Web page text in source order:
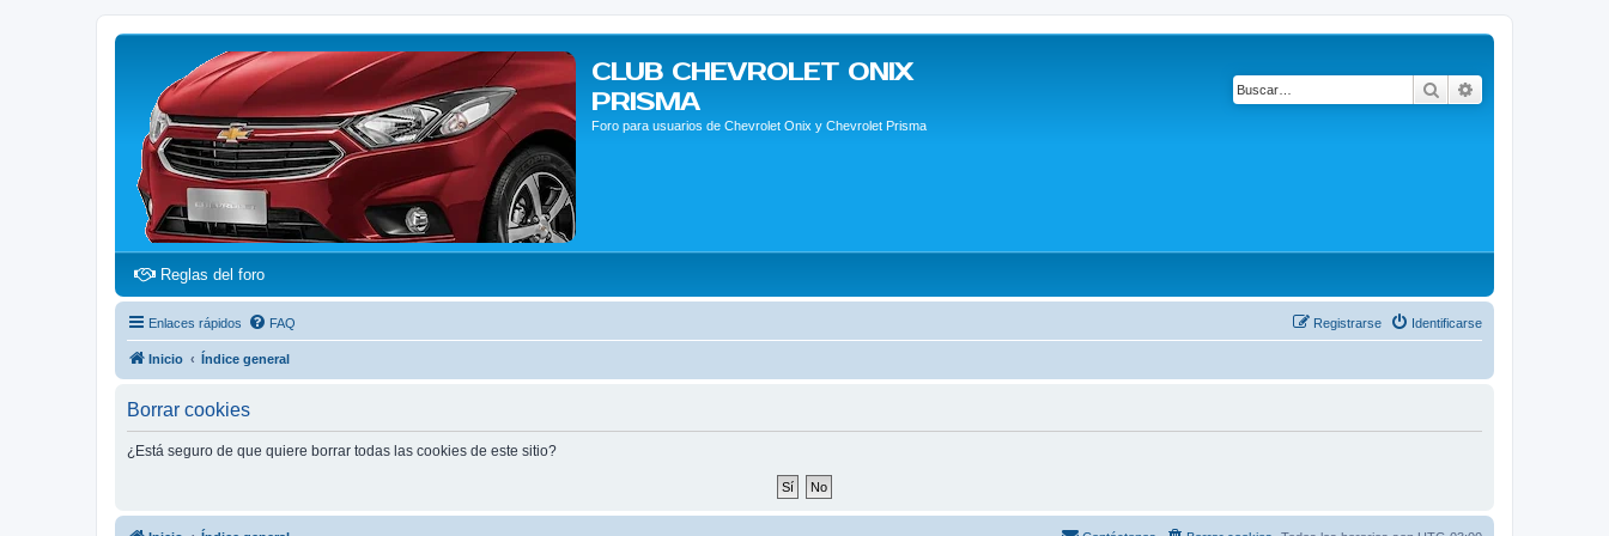
CLUB CHEVROLET ONIX
PRISMA
Foro para usuarios de Chevrolet Onix y Chevrolet Prisma
Buscar
Reglas del foro(Opens a new tab)
Enlaces rápidos FAQ Identificarse
Registrarse
Inicio Índice general
Borrar cookies
¿Está seguro de que quiere borrar todas las cookies de este sitio?